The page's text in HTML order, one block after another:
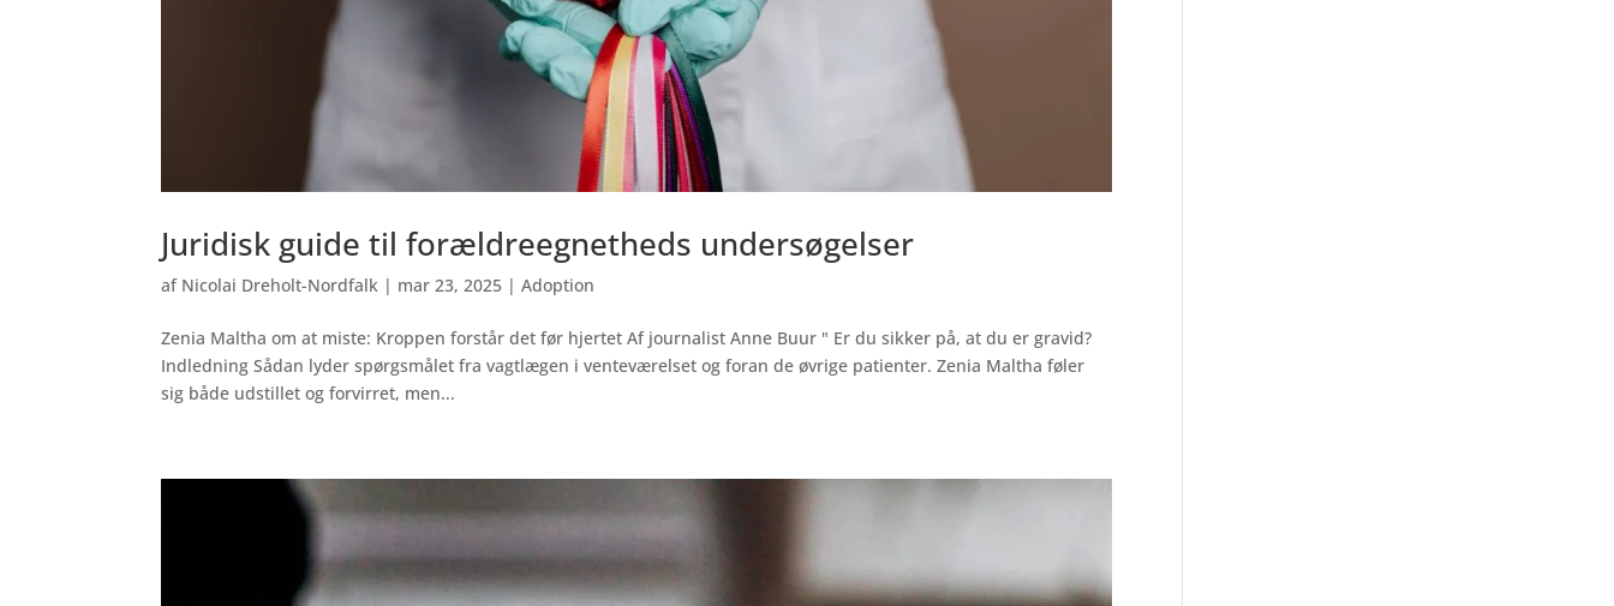
Juridisk guide til forældreegnetheds undersøgelser
af Nicolai Dreholt-Nordfalk | mar 23, 2025 |Adoption
Zenia Maltha om at miste: Kroppen forstår det før hjertet Af journalist Anne Buur " Er du sikker på, at du er gravid?
Indledning Sådan lyder spørgsmålet fra vagtlægen i venteværelset og foran de øvrige patienter. Zenia Maltha føler
sig både udstillet og forvirret, men...